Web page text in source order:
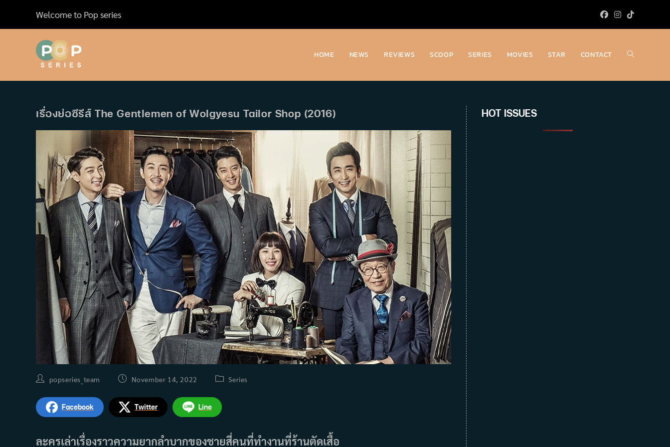
content
Welcome to Pop series
HOME NEWS REVIEWS SCOOP SERIES MOVIES STAR CONTACT Toggle
เรื่องย่อซีรีส์ The Gentlemen of Wolgyesu Tailor Shop (2016)
Postpopseries_team
PostNovember 14, 2022
PostSeries
Facebook Twitter Line
ละครเล่าเรื่องราวความยากลำบากของชายสี่คนที่ทำงานที่ร้านตัดเสื้อ
HOT ISSUES